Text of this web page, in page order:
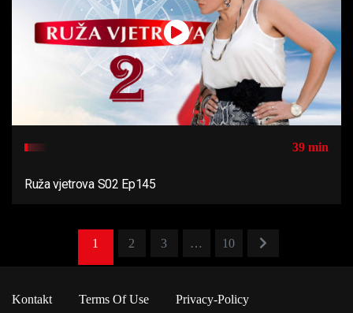
39 min
Ruža vjetrova S02 Ep145
1 2 3 … 10
Kontakt Terms Of Use
Privacy-Policy